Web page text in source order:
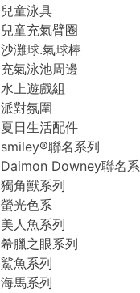
兒童泳具
兒童充氣臂圈
沙灘球.氣球棒
充氣泳池周邊
水上遊戲組
派對氛圍
夏日生活配件
smiley®聯名系列
Daimon Downey聯名
獨角獸系列
螢光色系
美人魚系列
希臘之眼系列
鯊魚系列
海馬系列